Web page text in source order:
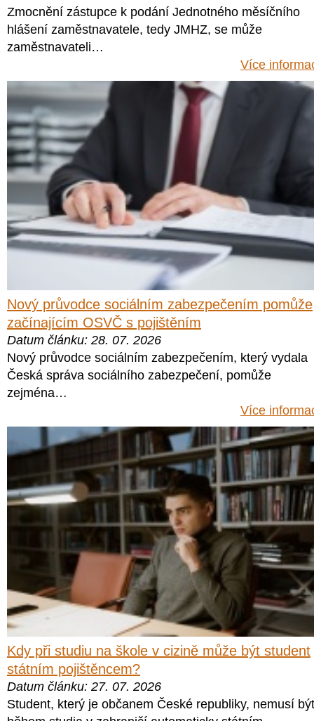
Zmocnění zástupce k podání Jednotného měsíčního
hlášení zaměstnavatele, tedy JMHZ, se může
zaměstnavateli…
Více
Nový průvodce sociálním zabezpečením pomůže
začínajícím OSVČ s pojištěním
Datum článku: 28. 07. 2026
Nový průvodce sociálním zabezpečením, který vydala
Česká správa sociálního zabezpečení, pomůže
zejména…
Více
Kdy při studiu na škole v cizině může být student
státním pojištěncem?
Datum článku: 27. 07. 2026
Student, který je občanem České republiky, nemusí být